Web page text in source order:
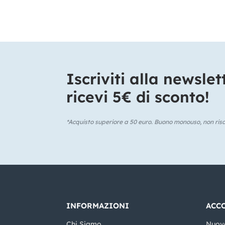
Iscriviti alla
ricevi 5€ di sconto!​
*Acquisto superiore a 50 euro. Buono monouso, non
INFORMAZIONI